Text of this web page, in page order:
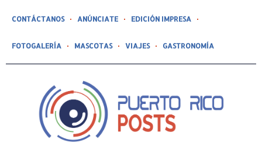
CONTÁCTANOS ANÚNCIATE EDICIÓN IMPRESA
FOTOGALERÍA MASCOTAS VIAJES GASTRONOMÍA